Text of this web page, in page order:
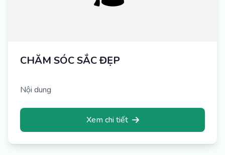
CHĂM SÓC SẮC ĐẸP
Nội dung
Xem chi tiết